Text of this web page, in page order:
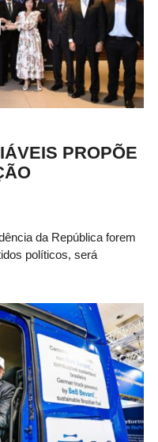
PROPÕE
da República forem
políticos, será